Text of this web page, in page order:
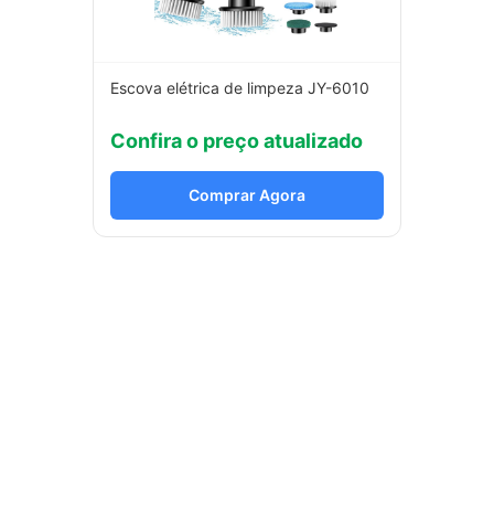
Escova elétrica de limpeza JY-6010
Confira o preço atualizado
Comprar Agora